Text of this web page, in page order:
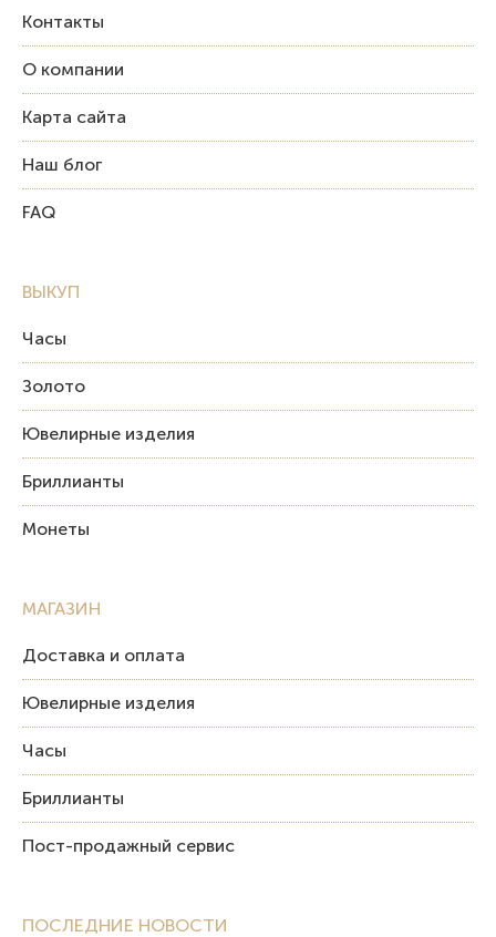
Контакты
О компании
Карта сайта
Наш блог
FAQ
ВЫКУП
Часы
Золото
Ювелирные изделия
Бриллианты
Монеты
ПОСЛЕДНИЕ НОВОСТИ
МАГАЗИН
Доставка и оплата
Ювелирные изделия
Часы
Бриллианты
Пост-продажный сервис